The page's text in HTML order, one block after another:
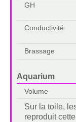
GH
Conductivité
Brassage
Aquarium
Volume
Sur la toile,
reproduit